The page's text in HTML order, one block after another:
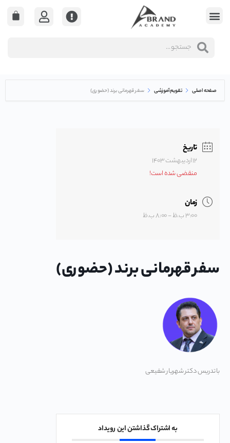
صفحه اصلی تقویم آموزشی سفر قهرمانی برند (حضوری)
تاریخ
۱۲ ارديبهشت ۱۴۰۳
منقضی شده است!
زمان
۳:۰۰ ب.ظ - ۸:۰۰ ب.ظ
سفر قهرمانی برند (حضوری)
با تدریس دکتر شهریار شفیعی
به اشتراک گذاشتن این رویداد